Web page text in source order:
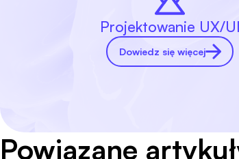
Projektowanie UX/UI
Dowiedz się więcej
Powiązane